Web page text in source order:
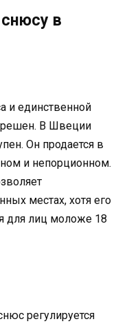
в
и единственной
В Швеции
Он продается в
и непорционном.
местах, хотя его
для лиц моложе 18
регулируется